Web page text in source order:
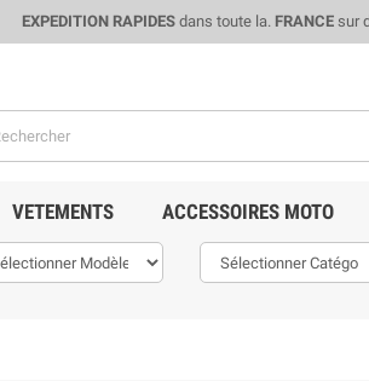
EXPEDITION RAPIDESdans toute la. FRANCEsur
VETEMENTS ACCESSOIRES MOTO